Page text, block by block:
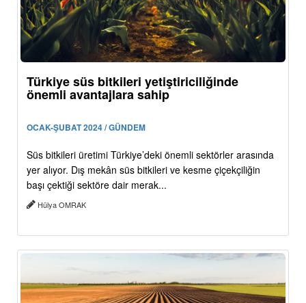
Türkiye süs bitkileri yetiştiriciliğinde
önemli avantajlara sahip
OCAK-ŞUBAT 2024 / GÜNDEM
Süs bitkileri üretimi Türkiye’deki önemli sektörler arasında
yer alıyor. Dış mekân süs bitkileri ve kesme çiçekçiliğin
başı çektiği sektöre dair merak...
Hülya OMRAK